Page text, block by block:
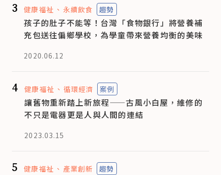
3 健康福祉 永續飲食 趨勢
孩子的肚子不能等！台灣「食物銀行」將營養補
充包送往偏鄉學校，為學童帶來營養均衡的美味
2020.06.12
4 健康福祉 循環經濟 案例
讓舊物重新踏上新旅程——古風小白屋，維修的
不只是電器更是人與人間的連結
2023.03.15
5 健康福祉 產業創新 趨勢